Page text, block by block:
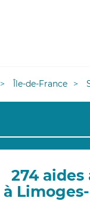
Île-de-France
274
à